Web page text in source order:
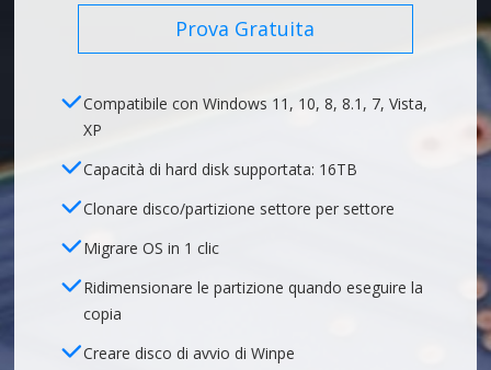
Prova Gratuita
Compatibile con Windows 11, 10, 8, 8.1, 7, Vista,
XP
Capacità di hard disk supportata: 16TB
Clonare disco/partizione settore per settore
Migrare OS in 1 clic
Ridimensionare le partizione quando eseguire la
copia
Creare disco di avvio di Winpe